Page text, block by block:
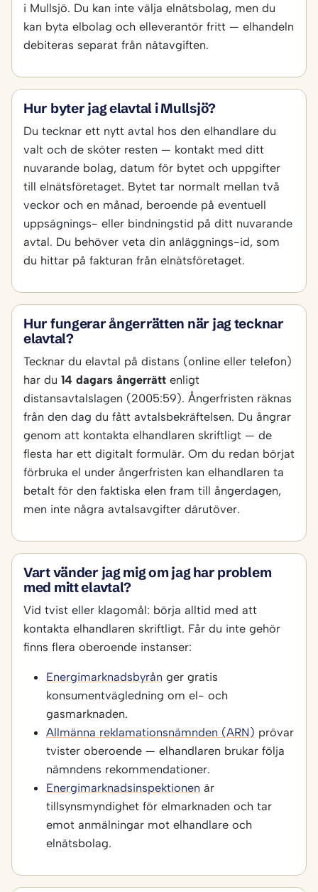
i Mullsjö. Du kan inte välja elnätsbolag, men du
kan byta elbolag och elleverantör fritt — elhandeln
debiteras separat från nätavgiften.
Hur byter jag elavtal i Mullsjö?
Du tecknar ett nytt avtal hos den elhandlare du
valt och de sköter resten — kontakt med ditt
nuvarande bolag, datum för bytet och uppgifter
till elnätsföretaget. Bytet tar normalt mellan två
veckor och en månad, beroende på eventuell
uppsägnings- eller bindningstid på ditt nuvarande
avtal. Du behöver veta din anläggnings-id, som
du hittar på fakturan från elnätsföretaget.
Hur fungerar ångerrätten när jag tecknar
elavtal?
Tecknar du elavtal på distans (online eller telefon)
har du 14 dagars ångerrätt enligt
distansavtalslagen (2005:59). Ångerfristen räknas
från den dag du fått avtalsbekräftelsen. Du ångrar
genom att kontakta elhandlaren skriftligt — de
flesta har ett digitalt formulär. Om du redan börjat
förbruka el under ångerfristen kan elhandlaren ta
betalt för den faktiska elen fram till ångerdagen,
men inte några avtalsavgifter därutöver.
Vart vänder jag mig om jag har problem
med mitt elavtal?
Vid tvist eller klagomål: börja alltid med att
kontakta elhandlaren skriftligt. Får du inte gehör
finns flera oberoende instanser:
Energimarknadsbyrån ger gratis
konsumentvägledning om el- och
gasmarknaden.
Allmänna reklamationsnämnden (ARN) prövar
tvister oberoende — elhandlaren brukar följa
nämndens rekommendationer.
Energimarknadsinspektionen är
tillsynsmyndighet för elmarknaden och tar
emot anmälningar mot elhandlare och
elnätsbolag.